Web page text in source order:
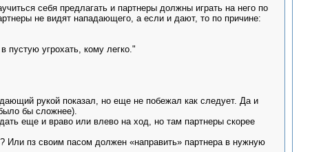
себя предлагать и партнеры должны играть на него по
не видят нападающего, а если и дают, то по причине:
пустую угрохать, кому легко."
рукой показал, но еще не побежал как следует. Да и
бы сложнее).
еще и враво или влево на ход, но там партнеры скорее
Или пз своим пасом должен «направить» партнера в нужную